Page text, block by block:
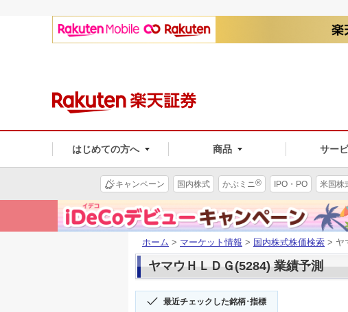
はじめての方へ 商品 サー
キャンペーン 国内株式 かぶミニ® IPO・PO 米国株
ホーム > マーケット情報 > 国内株式株価検索 > ヤ
ヤマウＨＬＤＧ(5284) 業績予測
最近チェックした銘柄･指標